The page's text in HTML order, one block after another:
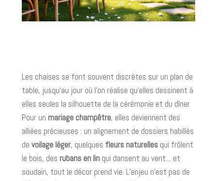
Les chaises se font souvent discrètes sur un plan de
table, jusqu’au jour où l’on réalise qu’elles dessinent à
elles seules la silhouette de la cérémonie et du dîner.
Pour un mariage champêtre, elles deviennent des
alliées précieuses : un alignement de dossiers habillés
de voilage léger, quelques fleurs naturellesqui frôlent
le bois, des rubans en linqui dansent au vent… et
soudain, tout le décor prend vie. L’enjeu n’est pas de